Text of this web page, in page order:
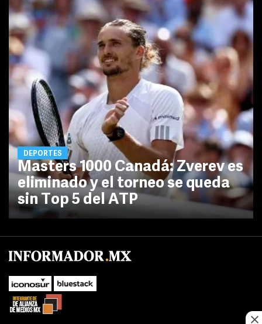
DEPORTES
Masters 1000 Canadá: Zverev es
eliminado y el torneo se queda
sin Top 5 del ATP